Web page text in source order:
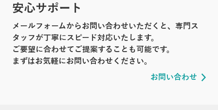
安心サポート
メールフォームからお問い合わせいただくと、専門ス
タッフが丁寧にスピード対応いたします。
ご要望に合わせてご提案することも可能です。
まずはお気軽にお問い合わせください。
お問い合わせ